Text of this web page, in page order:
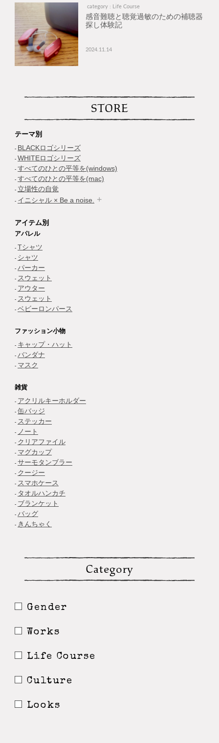
category : Life Course
感音難聴と聴覚過敏のための補聴器
探し体験記
2024.11.14
STORE
テーマ別
BLACKロゴシリーズ
WHITEロゴシリーズ
すべてのひとの平等を(windows)
すべてのひとの平等を(mac)
立場性の自覚
イニシャル × Be a noise.
アイテム別
アパレル
Tシャツ
シャツ
パーカー
スウェット
アウター
スウェット
ベビーロンパース
ファッション小物
キャップ・ハット
バンダナ
マスク
雑貨
アクリルキーホルダー
缶バッジ
ステッカー
ノート
クリアファイル
マグカップ
サーモタンブラー
クージー
スマホケース
タオルハンカチ
ブランケット
バッグ
きんちゃく
Category
Gender
Works
Life Course
Culture
Looks